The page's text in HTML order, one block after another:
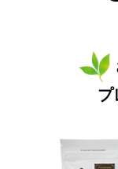
プ